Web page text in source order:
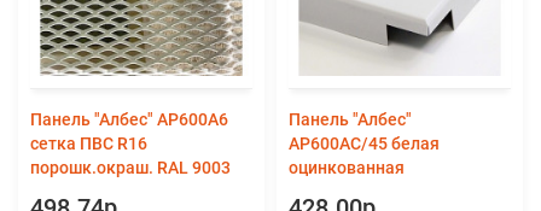
Панель "Албес" AP600А6
сетка ПВС R16
порошк.окраш. RAL 9003
Панель "Албес"
AP600АС/45 белая
оцинкованная